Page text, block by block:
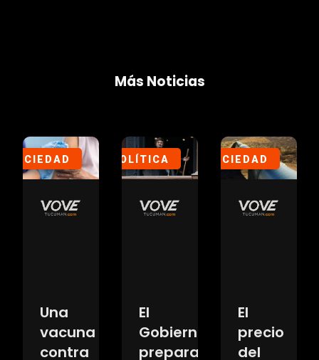
Más Noticias
SOCIEDAD
Una
vacuna
contra
POLÍTICA
El
Gobierno
prepara
SOCIEDAD
El
precio
del